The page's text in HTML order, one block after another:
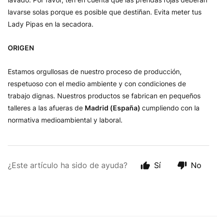
lavarse solas porque es posible que destiñan. Evita meter tus
Lady Pipas en la secadora.
ORIGEN
Estamos orgullosas de nuestro proceso de producción,
respetuoso con el medio ambiente y con condiciones de
trabajo dignas. Nuestros productos se fabrican en pequeños
talleres a las afueras de Madrid (España) cumpliendo con la
normativa medioambiental y laboral.
¿Este artículo ha sido de ayuda? Sí No